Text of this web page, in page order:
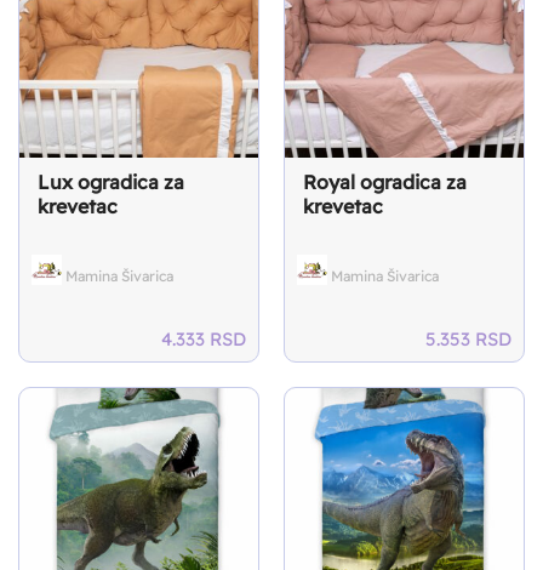
Lux ogradica za
krevetac
Mamina Šivarica
4.333 RSD
Royal ogradica za
krevetac
Mamina Šivarica
5.353 RSD